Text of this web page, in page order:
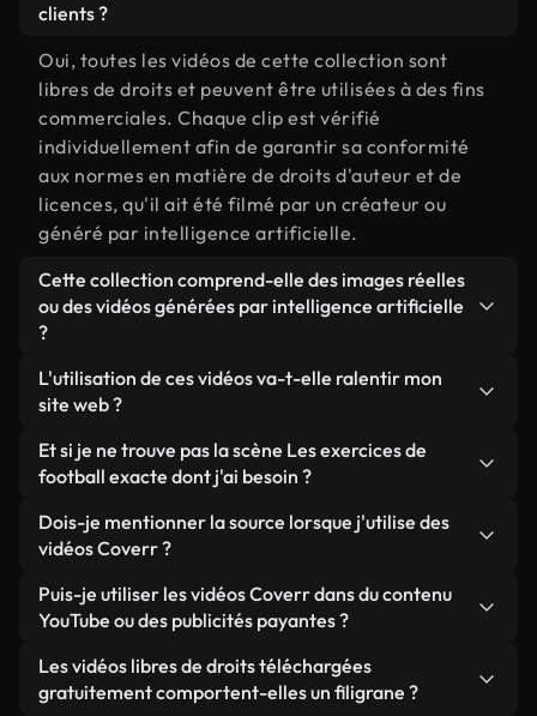
clients ?
Oui, toutes les vidéos de cette collection sont
libres de droits et peuvent être utilisées à des fins
commerciales. Chaque clip est vérifié
individuellement afin de garantir sa conformité
aux normes en matière de droits d'auteur et de
licences, qu'il ait été filmé par un créateur ou
généré par intelligence artificielle.
Cette collection comprend-elle des images réelles
ou des vidéos générées par intelligence artificielle
?
Les deux. Il s'agit d'une bibliothèque hybride
composée de véritables images filmées par des
que de vidéos générées par IA. Chaque vidéo est
clairement identifiée afin que vous sachiez
toujours ce que vous utilisez.
L'utilisation de ces vidéos va-t-elle ralentir mon
site web ?
Sauf si vous choisissez nos versions optimisées.
Nous proposons des formats légers, prêts pour le
ils conservent une qualité élevée tout en
minimisant les temps de chargement et en
améliorant des indicateurs comme le LCP.
Et si je ne trouve pas la scène Les exercices de
football exacte dont j'ai besoin ?
Vous pouvez en créer une instantanément avec
Coverr AI Studio. Il vous suffit de décrire la scène,
coucher du soleil », et le Studio générera en
quelques secondes une vidéo personnalisée
conforme à nos normes de licence.
Dois-je mentionner la source lorsque j'utilise des
vidéos Coverr ?
Aucune attribution n'est requise. Toutes les vidéos
de notre bibliothèque sont libres de droits et
même si cela est toujours apprécié.
Puis-je utiliser les vidéos Coverr dans du contenu
YouTube ou des publicités payantes ?
Oui. Toutes les séquences vidéo de Coverr peuvent
être utilisées dans des vidéos YouTube monétisées,
Les vidéos libres de droits téléchargées
gratuitement comportent-elles un filigrane ?